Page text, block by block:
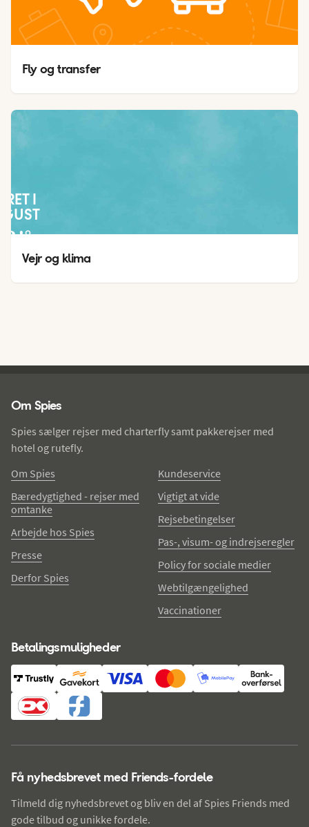
Fly og transfer
I
34°
27°
Vejr og klima
Om Spies
Spies sælger rejser med charterfly samt pakkerejser med
hotel og rutefly.
Om Spies
Bæredygtighed - rejser med
omtanke
Arbejde hos Spies
Presse
Derfor Spies
Kundeservice
Vigtigt at vide
Rejsebetingelser
Pas-, visum- og indrejseregler
Policy for sociale medier
Webtilgængelighed
Vaccinationer
Betalingsmuligheder
Få nyhedsbrevet med Friends-fordele
Tilmeld dig nyhedsbrevet og bliv en del af Spies Friends med
gode tilbud og unikke fordele.